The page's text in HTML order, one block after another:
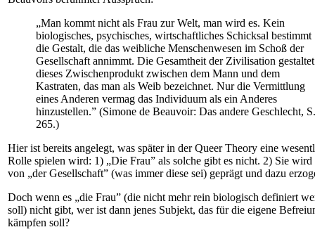
„Man kommt nicht als Frau zur Welt, man wird es. Kein
biologisches, psychisches, wirtschaftliches Schicksal bestimmt
die Gestalt, die das weibliche Menschenwesen im Schoß der
Gesellschaft annimmt. Die Gesamtheit der Zivilisation gestaltet
dieses Zwischenprodukt zwischen dem Mann und dem
Kastraten, das man als Weib bezeichnet. Nur die Vermittlung
eines Anderen vermag das Individuum als ein Anderes
hinzustellen.” (Simone de Beauvoir: Das andere Geschlecht, S.
265.)
Hier ist bereits angelegt, was später in der Queer Theory eine
Rolle spielen wird: 1) „Die Frau” als solche gibt es nicht. 2) Sie wird
von „der Gesellschaft” (was immer diese sei) geprägt und dazu
Doch wenn es „die Frau” (die nicht mehr rein biologisch definiert
soll) nicht gibt, wer ist dann jenes Subjekt, das für die eigene
kämpfen soll?